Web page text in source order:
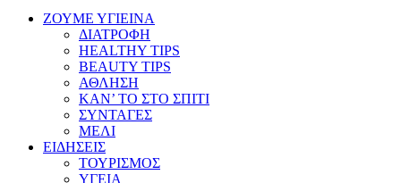
ΖΟΥΜΕ ΥΓΙΕΙΝΑ
ΔΙΑΤΡΟΦΗ
HEALTHY TIPS
BEAUTY TIPS
ΑΘΛΗΣΗ
ΚΑΝ’ ΤΟ ΣΤΟ ΣΠΙΤΙ
ΣΥΝΤΑΓΕΣ
ΜΕΛΙ
ΕΙΔΗΣΕΙΣ
ΤΟΥΡΙΣΜΟΣ
ΥΓΕΙΑ